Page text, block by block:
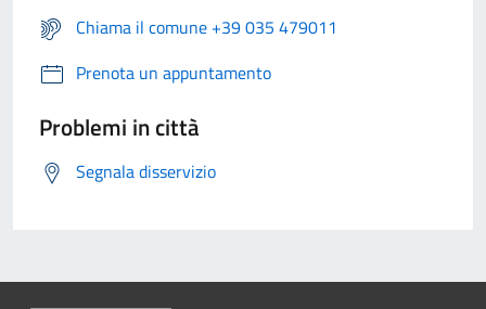
Chiama il comune +39 035 479011
Prenota un appuntamento
Problemi in città
Segnala disservizio